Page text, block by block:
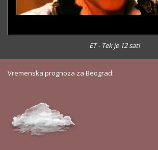
ET - Tek je 12 sati
Vremenska prognoza za Beograd: